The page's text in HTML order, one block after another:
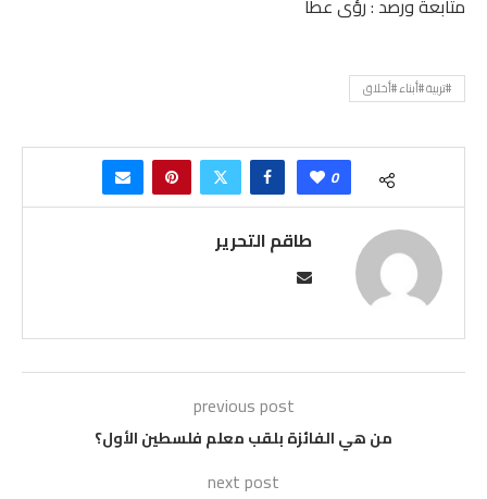
متابعة ورصد : رؤى عطا
#تربية #أبناء #أخلاق
0
طاقم التحرير
previous post
من هي الفائزة بلقب معلم فلسطين الأول؟
next post